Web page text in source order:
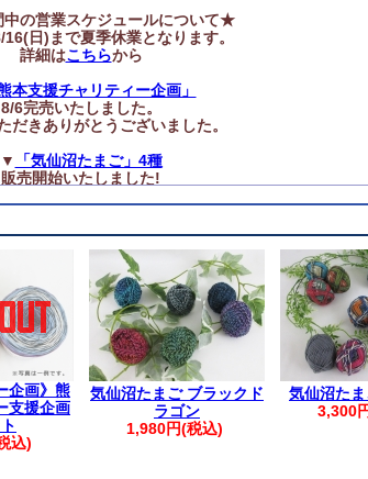
の営業スケジュールについて★
日)まで夏季休業となります。
詳細はこちらから
熊本支援チャリティー企画」
8/6完売いたしました。
だきありがとうございました。
▼
「気仙沼たまご」4種
販売開始いたしました!
ットプロ【編み針】各種
再入荷いたしました!
のお知らせ (2026年7月1日実施)
【配送につきまして】
に配送遅延・出荷停止が発生しています
ご確認ください※ヤマト運輸お知らせ
より、ご注文が完了していない場合がございます
ご利用ガイドをご確認ください。
。.。:+* ゜ ゜゜ *+:。.。.。:+* ゜ ゜゜ *+
メールをご利用のお客様へ▲
企画》熊
支援企画
込)
気仙沼たまご ブラックド
ラゴン
1,980円(税込)
気仙沼た
3,300